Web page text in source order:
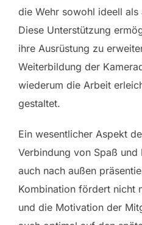
die Wehr sowohl ideell
Diese Unterstützung
ihre Ausrüstung zu
Weiterbildung der
wiederum die Arbeit
gestaltet.
Ein wesentlicher Aspekt
Verbindung von Spaß
auch nach außen
Kombination fördert nicht
und die Motivation der